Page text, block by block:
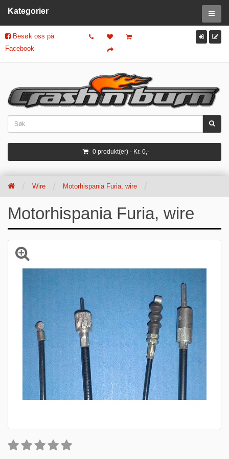
Besøk oss på
Facebook
0 produkt(er) - Kr. 0,-
Kategorier
Wire Motorhispania Furia, wire
Motorhispania Furia, wire